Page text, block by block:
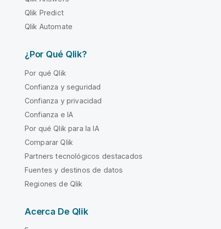
Qlik Predict
Qlik Automate
¿Por Qué Qlik?
Por qué Qlik
Confianza y seguridad
Confianza y privacidad
Confianza e IA
Por qué Qlik para la IA
Comparar Qlik
Partners tecnológicos destacados
Fuentes y destinos de datos
Regiones de Qlik
Acerca De Qlik